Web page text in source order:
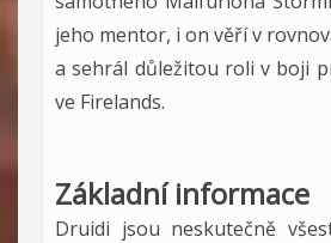
jeho mentor, i on věří v
a sehrál důležitou roli v boji
ve Firelands.
Základní informace
Druidi jsou neskutečně